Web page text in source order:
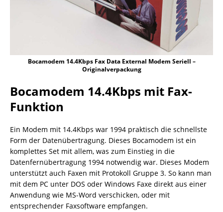
Bocamodem 14.4Kbps Fax Data External Modem Seriell –
Originalverpackung
Bocamodem 14.4Kbps mit Fax-
Funktion
Ein Modem mit 14.4Kbps war 1994 praktisch die schnellste
Form der Datenübertragung. Dieses Bocamodem ist ein
komplettes Set mit allem, was zum Einstieg in die
Datenfernübertragung 1994 notwendig war. Dieses Modem
unterstützt auch Faxen mit Protokoll Gruppe 3. So kann man
mit dem PC unter DOS oder Windows Faxe direkt aus einer
Anwendung wie MS-Word verschicken, oder mit
entsprechender Faxsoftware empfangen.